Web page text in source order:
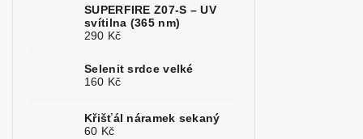
0
2
SUPERFIRE Z07-S – UV
svítilna (365 nm)
290 Kč
Selenit srdce velké
160 Kč
Křišťál náramek sekaný
60 Kč